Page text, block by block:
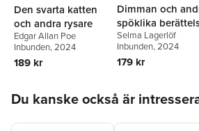
Den svarta katten
och andra rysare
Edgar Allan Poe
Inbunden, 2024
189 kr
Dimman och
spöklika
Selma Lagerlöf
Inbunden, 2024
179 kr
Du kanske också är